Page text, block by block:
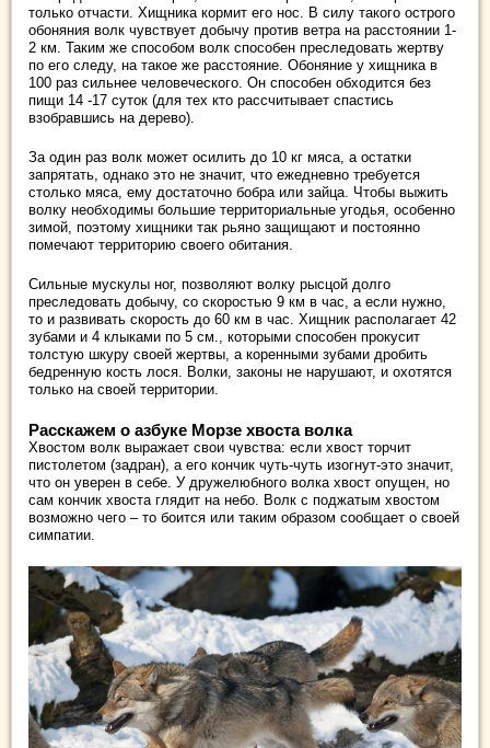
только отчасти. Хищника кормит его нос. В силу такого острого
обоняния волк чувствует добычу против ветра на расстоянии 1-
2 км. Таким же способом волк способен преследовать жертву
по его следу, на такое же расстояние. Обоняние у хищника в
100 раз сильнее человеческого. Он способен обходится без
пищи 14 -17 суток (для тех кто рассчитывает спастись
взобравшись на дерево).
За один раз волк может осилить до 10 кг мяса, а остатки
запрятать, однако это не значит, что ежедневно требуется
столько мяса, ему достаточно бобра или зайца. Чтобы выжить
волку необходимы большие территориальные угодья, особенно
зимой, поэтому хищники так рьяно защищают и постоянно
помечают территорию своего обитания.
Сильные мускулы ног, позволяют волку рысцой долго
преследовать добычу, со скоростью 9 км в час, а если нужно,
то и развивать скорость до 60 км в час. Хищник располагает 42
зубами и 4 клыками по 5 см., которыми способен прокусит
толстую шкуру своей жертвы, а коренными зубами дробить
бедренную кость лося. Волки, законы не нарушают, и охотятся
только на своей территории.
Расскажем о азбуке Морзе хвоста волка
Хвостом волк выражает свои чувства: если хвост торчит
пистолетом (задран), а его кончик чуть-чуть изогнут-это значит,
что он уверен в себе. У дружелюбного волка хвост опущен, но
сам кончик хвоста глядит на небо. Волк с поджатым хвостом
возможно чего – то боится или таким образом сообщает о своей
симпатии.